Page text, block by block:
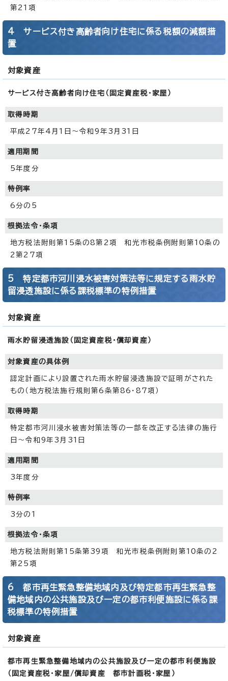
第21項
4 サービス付き高齢者向け住宅に係る税額の減額措
置
対象資産
サービス付き高齢者向け住宅（固定資産税・家屋）
取得時期
平成27年4月1日～令和9年3月31日
適用期間
5年度分
特例率
6分の5
根拠法令・条項
地方税法附則第15条の8第2項 和光市税条例附則第10条の
2第27項
5 特定都市河川浸水被害対策法等に規定する雨水貯
留浸透施設に係る課税標準の特例措置
対象資産
雨水貯留浸透施設（固定資産税・償却資産）
対象資産の具体例
認定計画により設置された雨水貯留浸透施設で証明がされた
もの（地方税法施行規則第6条第86・87項）
取得時期
特定都市河川浸水被害対策法等の一部を改正する法律の施行
日～令和9年3月31日
適用期間
3年度分
特例率
3分の1
根拠法令・条項
地方税法附則第15条第39項 和光市税条例附則第10条の2
第25項
6 都市再生緊急整備地域内及び特定都市再生緊急整
備地域内の公共施設及び一定の都市利便施設に係る課
税標準の特例措置
対象資産
都市再生緊急整備地域内の公共施設及び一定の都市利便施設
（固定資産税・家屋/償却資産 都市計画税・家屋）